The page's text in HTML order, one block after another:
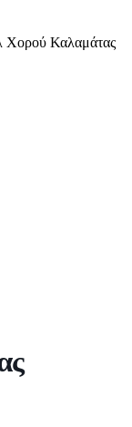
Χορού Καλαμάτας